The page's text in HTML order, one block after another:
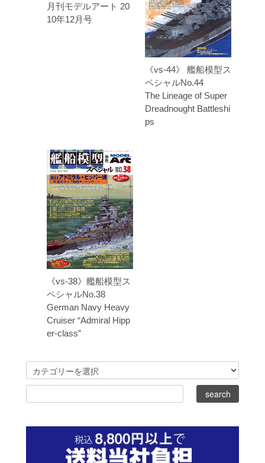
月刊モデルアート 20
10年12月号
《vs-44》 艦船模型ス
ペシャルNo.44
The Lineage of Super
Dreadnought Battleshi
ps
《vs-38》艦船模型ス
ペシャルNo.38
German Navy Heavy
Cruiser “Admiral Hipp
er-class”